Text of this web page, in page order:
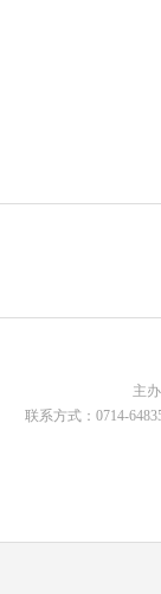
主
联系方式：0714-